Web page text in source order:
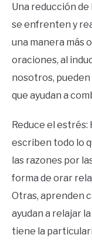
Una reducción de
se enfrenten y
una manera más
oraciones, al
nosotros,
que ayudan a
Reduce el estrés:
escriben todo lo
las razones por
forma de orar
Otras, aprenden
ayudan a relajar
tiene la